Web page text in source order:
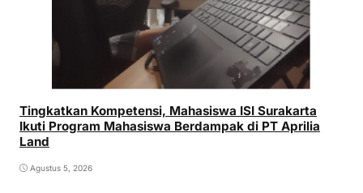
Tingkatkan Kompetensi, Mahasiswa ISI Surakarta
Ikuti Program Mahasiswa Berdampak di PT Aprilia
Land
Agustus 5, 2026